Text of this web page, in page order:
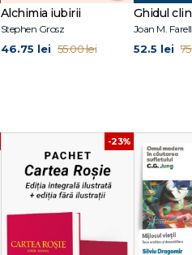
Alchimia iubirii
Stephen Grosz
46.75 lei 55.00 lei 52.5 lei
-23%